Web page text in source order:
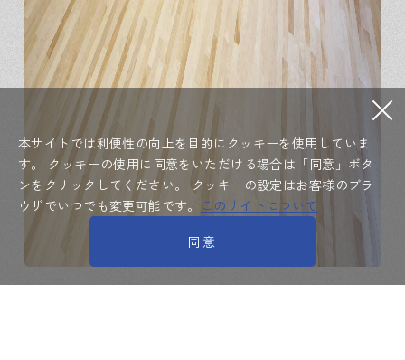
本サイトでは利便性の向上を目的にクッキーを使用していま
す。
クッキーの使用に同意をいただける場合は「同意」ボタ
ンをクリックしてください。
クッキーの設定はお客様のブラ
ウザでいつでも変更可能です。
このサイトについて
同意